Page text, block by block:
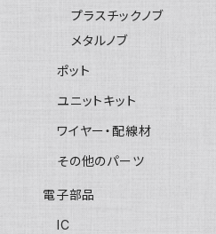
プラスチックノブ
メタルノブ
ポット
ユニットキット
ワイヤー・配線材
その他のパーツ
電子部品
IC